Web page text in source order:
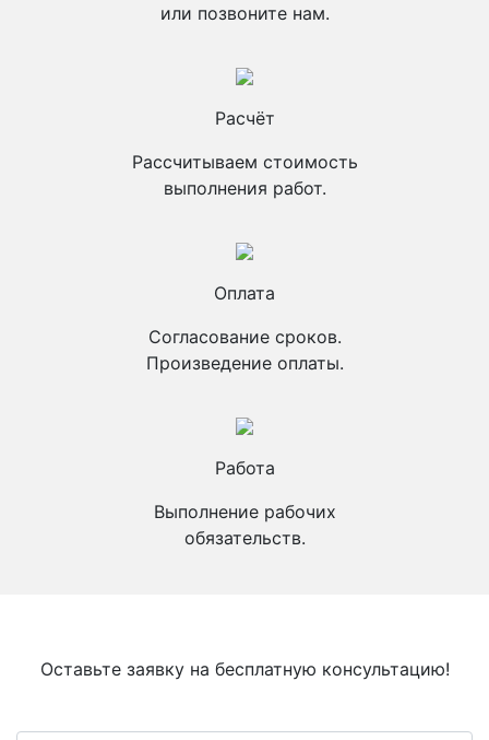
или позвоните нам.
Расчёт
Рассчитываем стоимость
выполнения работ.
Оплата
Согласование сроков.
Произведение оплаты.
Работа
Выполнение рабочих
обязательств.
Оставьте заявку на бесплатную консультацию!